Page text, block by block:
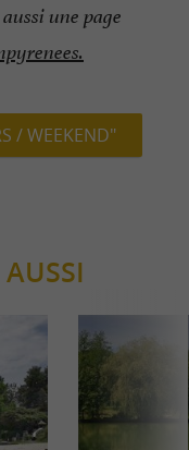
une page
/ WEEKEND"
AUSSI